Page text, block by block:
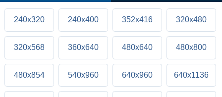
240x320 240x400 352x416 320x480
320x568 360x640 480x640 480x800
480x854 540x960 640x960 640x1136